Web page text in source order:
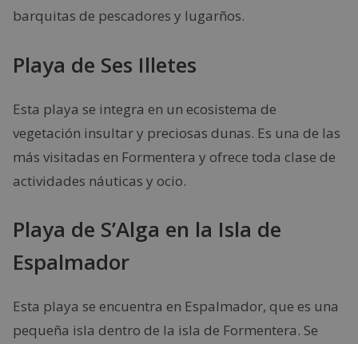
barquitas de pescadores y lugarños.
Playa de Ses Illetes
Esta playa se integra en un ecosistema de
vegetación insultar y preciosas dunas. Es una de las
más visitadas en Formentera y ofrece toda clase de
actividades náuticas y ocio.
Playa de S’Alga en la Isla de
Espalmador
Esta playa se encuentra en Espalmador, que es una
pequeña isla dentro de la isla de Formentera. Se